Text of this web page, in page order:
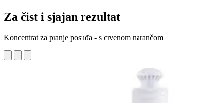
Za čist i sjajan rezultat
Koncentrat za pranje posuđa - s crvenom narančom